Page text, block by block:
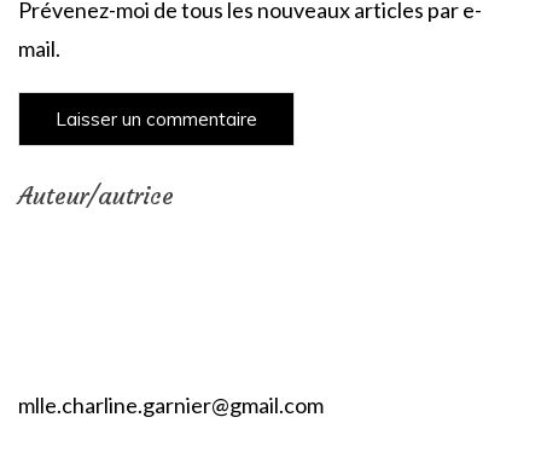
Prévenez-moi de tous les nouveaux articles par e-
mail.
Auteur/autrice
mlle.charline.garnier@gmail.com